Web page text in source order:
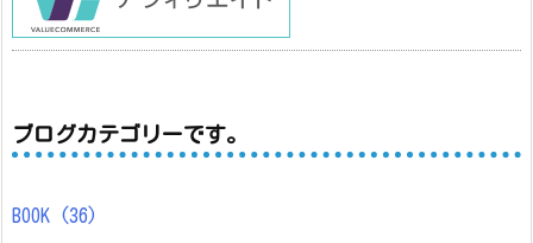
ブログカテゴリーです。
BOOK (36)